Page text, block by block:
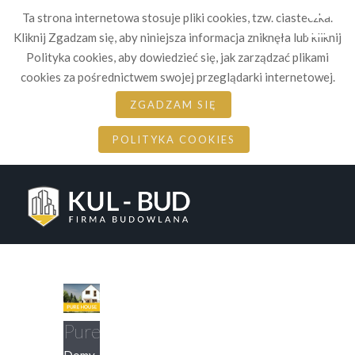
Ta strona internetowa stosuje pliki cookies, tzw. ciasteczka.
Kliknij Zgadzam się, aby niniejsza informacja zniknęła lub kliknij
Polityka cookies, aby dowiedzieć się, jak zarządzać plikami
cookies za pośrednictwem swojej przeglądarki internetowej.
ZGADZAM SIĘ
POLITYKA COOKIES
☰
PureHouse